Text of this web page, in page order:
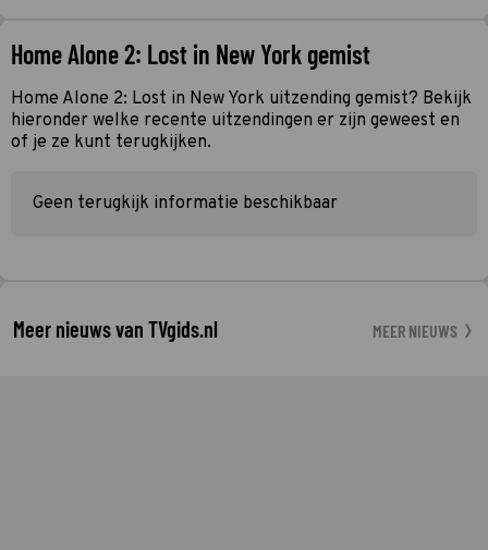
Home Alone 2: Lost in New York gemist
Home Alone 2: Lost in New York uitzending gemist? Bekijk
hieronder welke recente uitzendingen er zijn geweest en
of je ze kunt terugkijken.
Geen terugkijk informatie beschikbaar
Meer nieuws van TVgids.nl MEER NIEUWS